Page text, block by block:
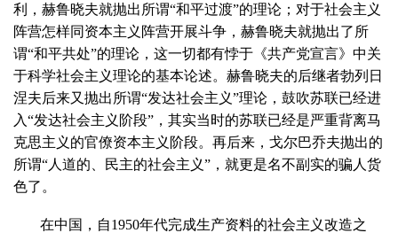
利，赫鲁晓夫就抛出所谓“和平过渡”的理论；对于社会主义
阵营怎样同资本主义阵营开展斗争，赫鲁晓夫就抛出了所
谓“和平共处”的理论，这一切都有悖于《共产党宣言》中关
于科学社会主义理论的基本论述。赫鲁晓夫的后继者勃列日
涅夫后来又抛出所谓“发达社会主义”理论，鼓吹苏联已经进
入“发达社会主义阶段”，其实当时的苏联已经是严重背离马
克思主义的官僚资本主义阶段。再后来，戈尔巴乔夫抛出的
所谓“人道的、民主的社会主义”，就更是名不副实的骗人货
色了。
在中国，自1950年代完成生产资料的社会主义改造之